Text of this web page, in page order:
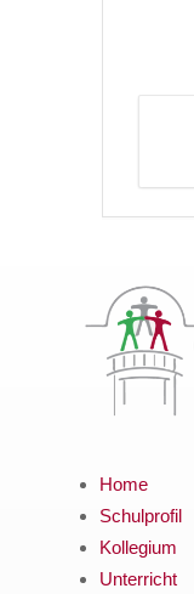
Home
Schulprofil
Kollegium
Unterricht